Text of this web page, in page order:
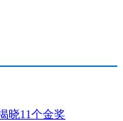
晓11个金奖